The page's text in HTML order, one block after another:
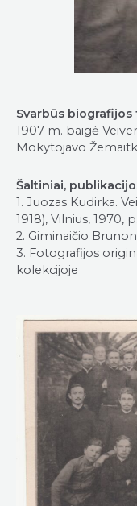
Svarbūs biografijos
1907 m. baigė
Mokytojavo
Šaltiniai,
1. Juozas Kudirka.
1918), Vilnius, 1970,
2. Giminaičio
3. Fotografijos
kolekcijoje